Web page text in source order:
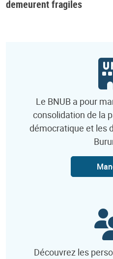
demeurent fragiles
Le BNUB a pour
consolidation de la
démocratique et les
Découvrez les